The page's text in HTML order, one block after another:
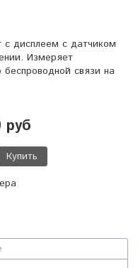
дисплеем с датчиком
Измеряет
связи на
руб
Купить